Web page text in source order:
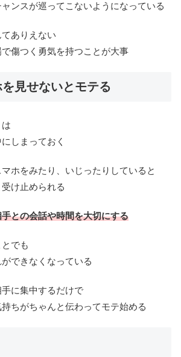
ンスが巡ってこないようになっている
ありえない
傷つく勇気を持つことが大事
見せないとモテる
しまっておく
ホをみたり、いじったりしていると
け止められる
との会話や時間を大切にする
でも
できなくなっている
に集中するだけで
ちがちゃんと伝わってモテ始める